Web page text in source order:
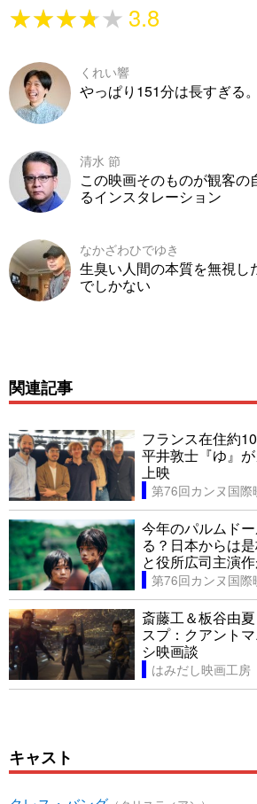
★★★★★
★★★★★ 3.8
くれい響
やっぱり151分は長すぎる。
清水 節
この映画そのものが観客の
るインスタレーション
なかざわひでゆき
生臭い人間の本質を無視し
でしかない
関連記事
フランス在住約
平井敦士『ゆ』
上映
第76回カンヌ国際
今年のパルムド
る？日本からは
と役所広司主演
第76回カンヌ国際
斎藤工＆板谷由
スプ：クアント
シ映画談
はみだし映画工房
キャスト